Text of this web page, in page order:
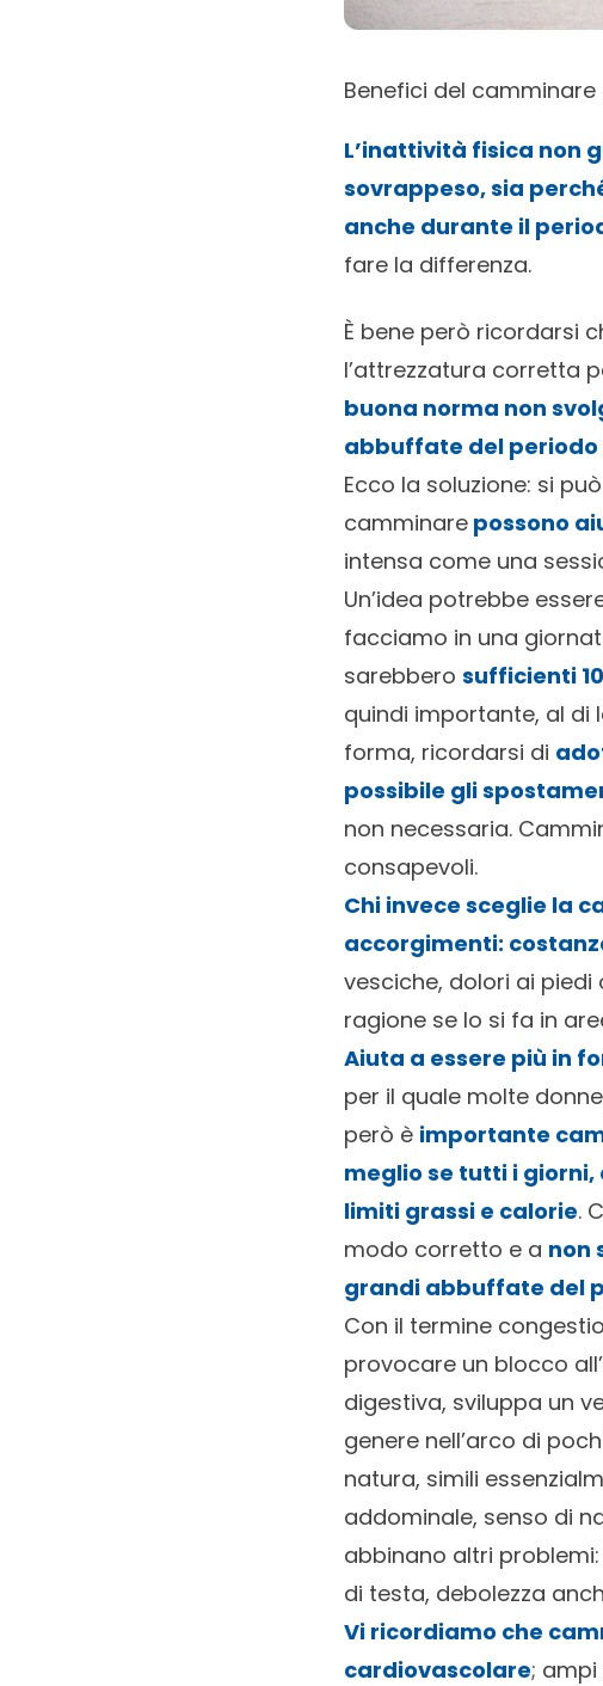
Benefici del
L’inattività fisica non
sovrappeso, sia
anche durante il
fare la differenza.
È bene però ricordarsi
l’attrezzatura corretta
buona norma non
abbuffate del
Ecco la soluzione: si
camminare possono
intensa come una
Un’idea potrebbe
facciamo in una
sarebbero sufficienti
quindi importante, al di
forma, ricordarsi di
possibile gli
non necessaria.
consapevoli.
Chi invece sceglie la
accorgimenti:
vesciche, dolori ai
ragione se lo si fa in
Aiuta a essere più in
per il quale molte
però è importante
meglio se tutti i
limiti grassi e calorie.
modo corretto e a non
grandi abbuffate del
Con il termine
provocare un blocco
digestiva, sviluppa un
genere nell’arco di
natura, simili
addominale, senso di
abbinano altri
di testa, debolezza
Vi ricordiamo che
cardiovascolare;